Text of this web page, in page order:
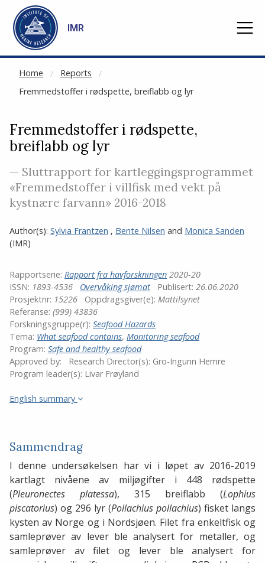
Go to main content
IMR
Home
Reports
Fremmedstoffer i rødspette, breiflabb og lyr
NOT CACHED
Fremmedstoffer i rødspette,
breiflabb og lyr
— Sluttrapport for kartleggingsprogrammet
«Fremmedstoffer i villfisk med vekt på
kystnære farvann» 2016-2018
Author(s): Sylvia Frantzen , Bente Nilsen and Monica Sanden
(IMR)
Rapportserie: Rapport fra havforskningen 2020-20
ISSN: 1893-4536 Overvåking sjømat Publisert: 26.06.2020
Prosjektnr: 15226 Oppdragsgiver(e): Mattilsynet
Referanse: (999) 43836
Forskningsgruppe(r): Seafood Hazards
Tema: What seafood contains, Monitoring seafood
Program: Safe and healthy seafood
Approved by:
Research Director(s): Gro-Ingunn Hemre
Program leader(s): Livar Frøyland
English summary
Sammendrag
I denne undersøkelsen har vi i løpet av 2016-2019
kartlagt nivåene av miljøgifter i 448 rødspette
(Pleuronectes platessa), 315 breiflabb (Lophius
piscatorius) og 296 lyr (Pollachius pollachius) fisket langs
kysten av Norge og i Nordsjøen. Filet fra enkeltfisk og
samleprøver av lever ble analysert for metaller, og
samleprøver av filet og lever ble analysert for